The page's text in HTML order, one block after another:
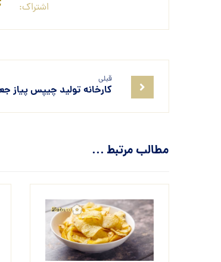
قبلی
کارخانه تولید چیپس پیاز
مطالب مرتبط ...